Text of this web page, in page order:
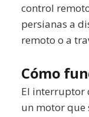
control
persianas a
remoto o a
Cómo
El interruptor
un motor que